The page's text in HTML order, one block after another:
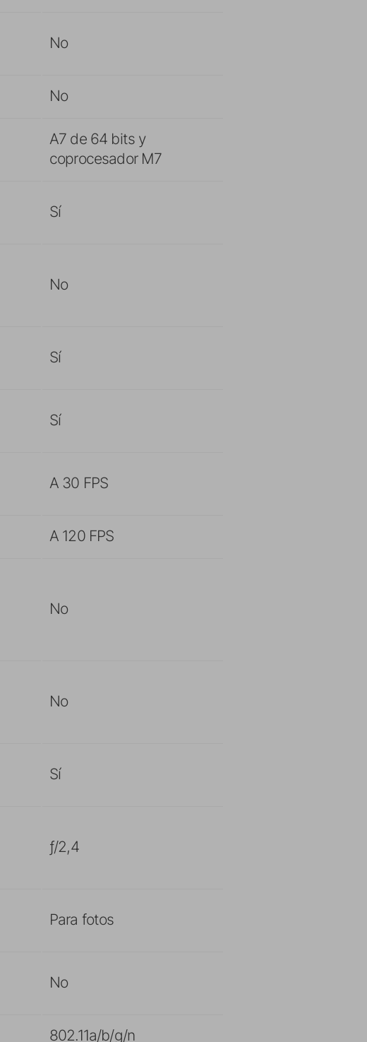
No
No
A7 de 64 bits y
coprocesador M7
Sí
No
Sí
Sí
A 30 FPS
A 120 FPS
No
No
Sí
ƒ/2,4
Para fotos
No
802.11a/b/g/n